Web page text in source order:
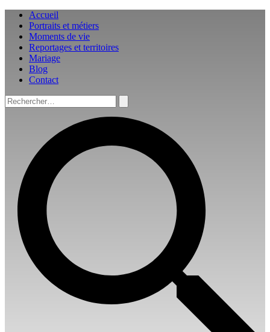
Aller
contenu
Accueil
Portraits et métiers
Moments de vie
Reportages et territoires
Mariage
Blog
Contact
Rechercher :